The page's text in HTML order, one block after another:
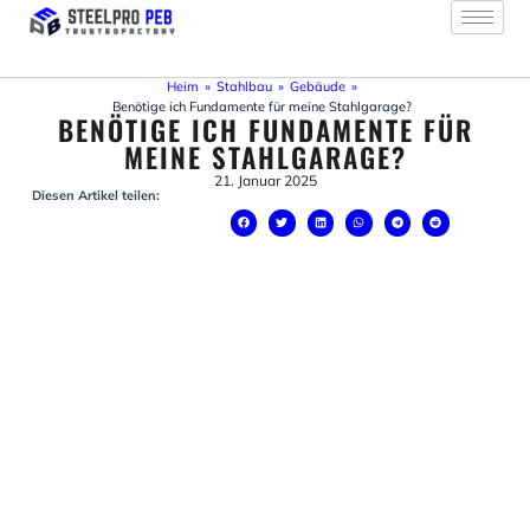
Zum
springen
Heim » Stahlbau » Gebäude »
Benötige ich Fundamente für meine Stahlgarage?
BENÖTIGE ICH FUNDAMENTE FÜR
MEINE STAHLGARAGE?
21. Januar 2025
Diesen Artikel teilen: